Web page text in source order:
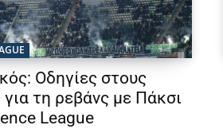
Οδηγίες στους
τη ρεβάνς με Πάκσι
League